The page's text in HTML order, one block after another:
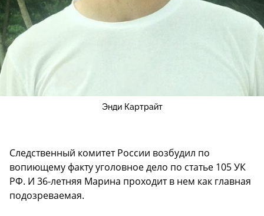
Энди Картрайт
Следственный комитет России возбудил по
вопиющему факту уголовное дело по статье 105 УК
РФ. И 36-летняя Марина проходит в нем как главная
подозреваемая.